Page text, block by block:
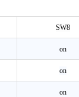
SW8
on
on
on